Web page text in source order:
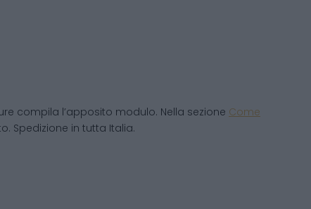
compila l’apposito modulo. Nella sezione Come
Spedizione in tutta Italia.